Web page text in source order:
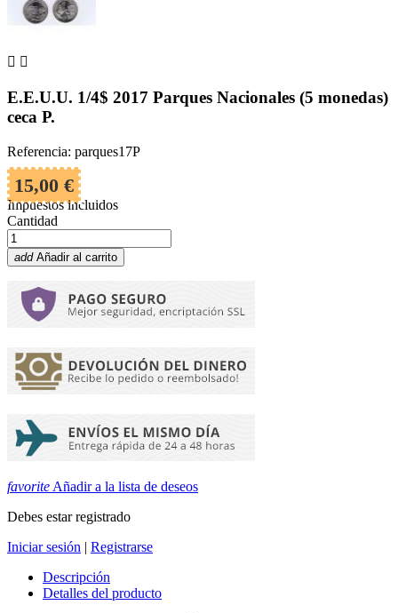
 
E.E.U.U. 1/4$ 2017 Parques Nacionales (5 monedas)
ceca P.
Referencia: parques17P
15,00 €
Impuestos incluidos
Cantidad
add Añadir al carrito
favorite Añadir a la lista de deseos
Debes estar registrado
Iniciar sesión | Registrarse
Descripción
Detalles del producto